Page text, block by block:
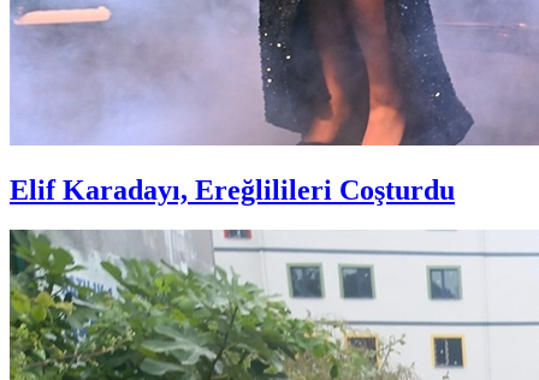
Elif Karadayı, Ereğlilileri Coşturdu